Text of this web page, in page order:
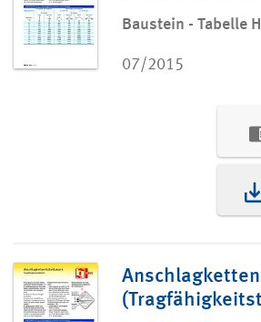
Baustein - Tabelle
07/2015